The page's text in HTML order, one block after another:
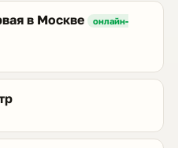
в Москве
онлайн-